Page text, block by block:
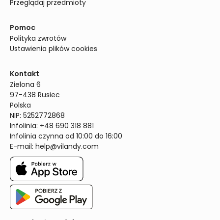
Przeglądaj przedmioty
Pomoc
Polityka zwrotów
Ustawienia plików cookies
Kontakt
Zielona 6
97-438 Rusiec
Polska
NIP: 5252772868
Infolinia: +48 690 318 881
Infolinia czynna od 10:00 do 16:00
E-mail: help@vilandy.com